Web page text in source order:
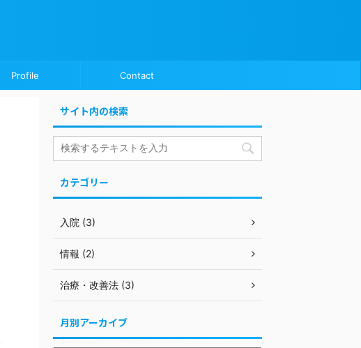
Profile Contact
サイト内の検索
カテゴリー
入院 (3)
情報 (2)
治療・改善法 (3)
月別アーカイブ